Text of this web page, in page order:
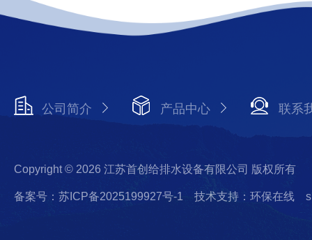
公司简介 产品中心 联系
Copyright © 2026 江苏首创给排水设备有限公司 版权所有
备案号：苏ICP备2025199927号-1 技术支持：环保在线